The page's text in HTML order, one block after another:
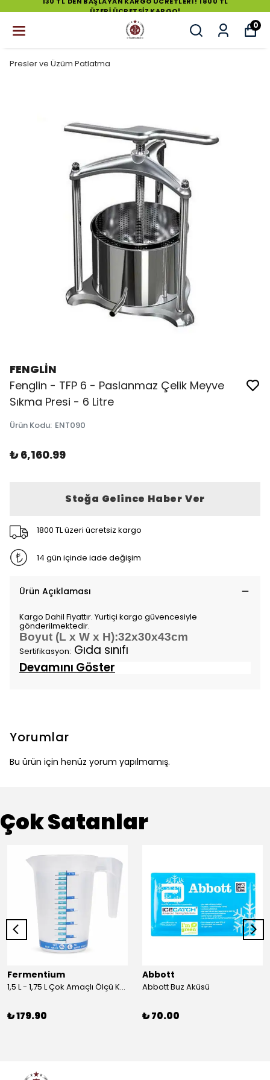
ÜZERİ ÜCRETSİZ KARGO!
0
Presler ve Üzüm Patlatma
FENGLİN
Fenglin - TFP 6 - Paslanmaz Çelik Meyve
Sıkma Presi - 6 Litre
Ürün Kodu: ENT090
₺ 6,160.99
Stoğa Gelince Haber Ver
1800 TL üzeri ücretsiz kargo
14 gün içinde iade değişim
Ürün Açıklaması
Kargo Dahil Fiyattır. Yurtiçi kargo güvencesiyle
gönderilmektedir.
Boyut (L x W x H):32x30x43cm
Sertifikasyon: Gıda sınıfı
Devamını Göster
Yorumlar
Bu ürün için henüz yorum yapılmamış.
Çok Satanlar
Fermentium
1,5 L - 1,75 L Çok Amaçlı Ölçü Kabı PlastArt
₺ 179.90
Abbott
Abbott Buz Aküsü
₺ 70.00